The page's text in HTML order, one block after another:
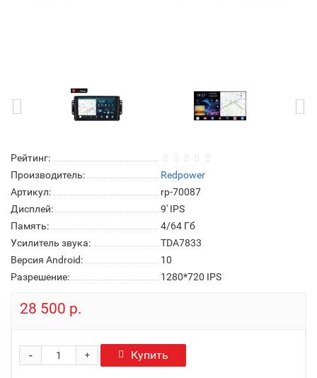
Рейтинг:
Производитель:
Redpower
Артикул:
rp-70087
Дисплей:
9' IPS
Память:
4/64 Гб
Усилитель звука:
TDA7833
Версия Android:
10
Разрешение:
1280*720 IPS
28 500 р.
+
- Купить